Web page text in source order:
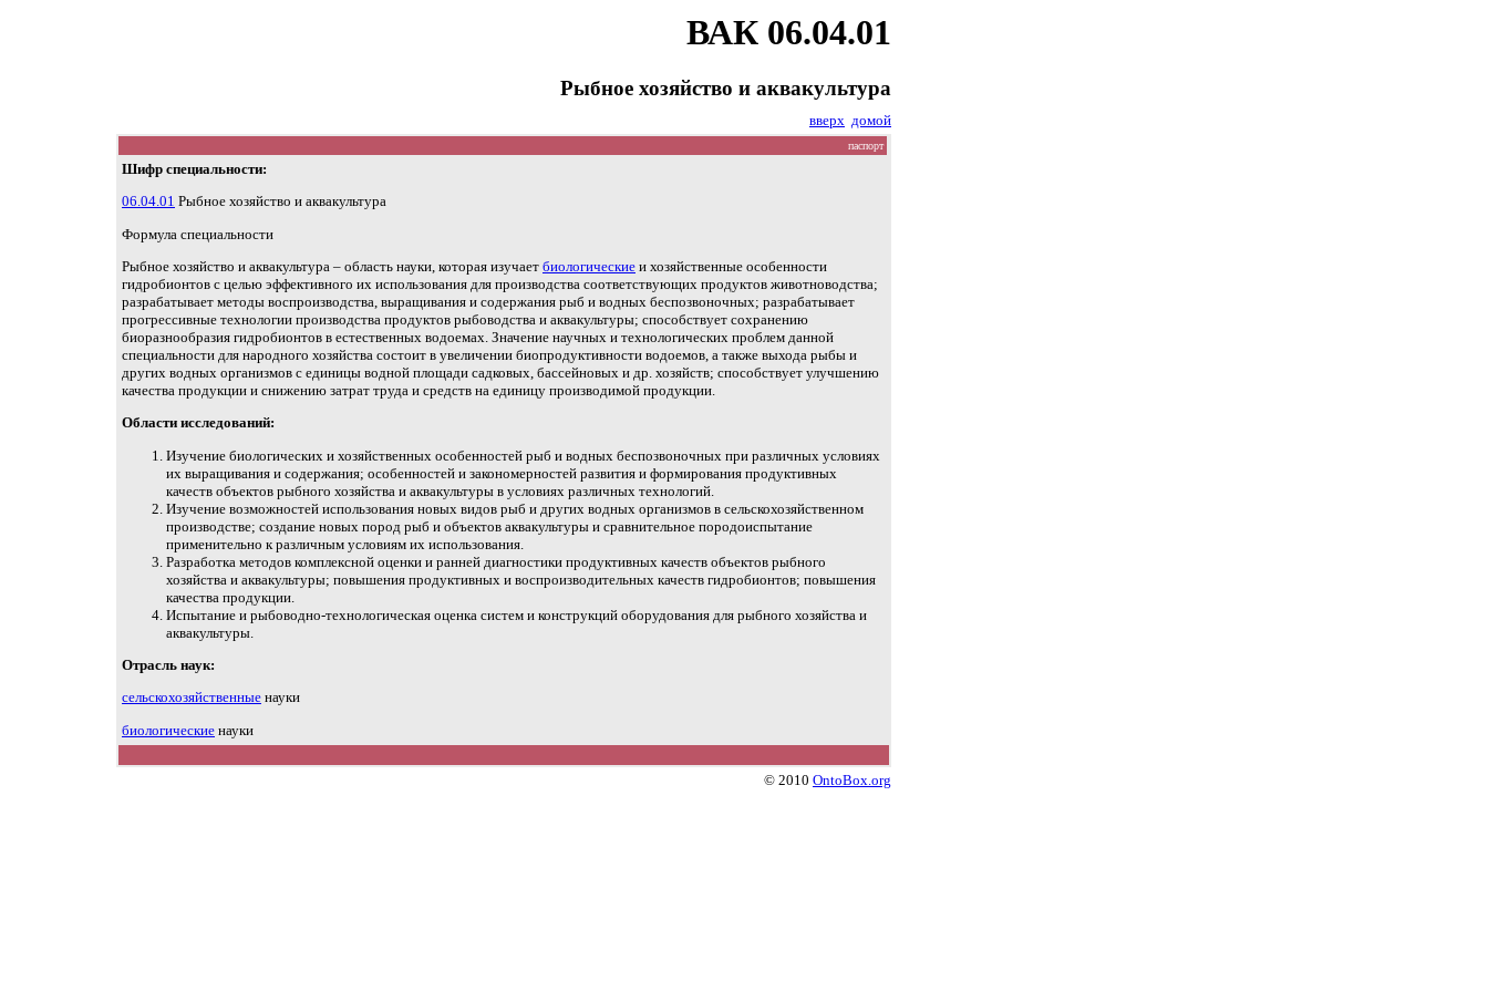
ВАК 06.04.01
Рыбное хозяйство и аквакультура
вверх домой
паспорт
Шифр специальности:
06.04.01 Рыбное хозяйство и аквакультура
Формула специальности
Рыбное хозяйство и аквакультура – область науки, которая изучает биологические и хозяйственные особенности
гидробионтов с целью эффективного их использования для производства соответствующих продуктов животноводства;
разрабатывает методы воспроизводства, выращивания и содержания рыб и водных беспозвоночных; разрабатывает
прогрессивные технологии производства продуктов рыбоводства и аквакультуры; способствует сохранению
биоразнообразия гидробионтов в естественных водоемах. Значение научных и технологических проблем данной
специальности для народного хозяйства состоит в увеличении биопродуктивности водоемов, а также выхода рыбы и
других водных организмов с единицы водной площади садковых, бассейновых и др. хозяйств; способствует улучшению
качества продукции и снижению затрат труда и средств на единицу производимой продукции.
Области исследований:
Изучение биологических и хозяйственных особенностей рыб и водных беспозвоночных при различных условиях
их выращивания и содержания; особенностей и закономерностей развития и формирования продуктивных
качеств объектов рыбного хозяйства и аквакультуры в условиях различных технологий.
Изучение возможностей использования новых видов рыб и других водных организмов в сельскохозяйственном
производстве; создание новых пород рыб и объектов аквакультуры и сравнительное породоиспытание
применительно к различным условиям их использования.
Разработка методов комплексной оценки и ранней диагностики продуктивных качеств объектов рыбного
хозяйства и аквакультуры; повышения продуктивных и воспроизводительных качеств гидробионтов; повышения
качества продукции.
Испытание и рыбоводно-технологическая оценка систем и конструкций оборудования для рыбного хозяйства и
аквакультуры.
Отрасль наук:
сельскохозяйственные науки
биологические науки
© 2010 OntoBox.org